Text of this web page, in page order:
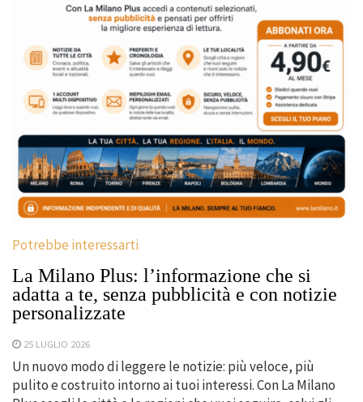
Potrebbe interessarti
La Milano Plus: l’informazione che si
adatta a te, senza pubblicità e con notizie
personalizzate
25 LUGLIO 2026
Un nuovo modo di leggere le notizie: più veloce, più
pulito e costruito intorno ai tuoi interessi. Con La Milano